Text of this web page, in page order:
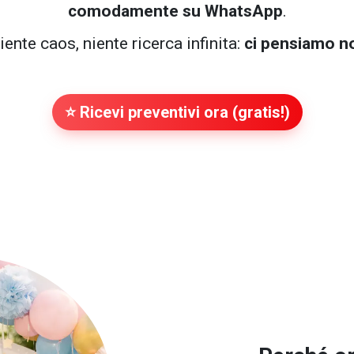
comodamente su WhatsApp.
caos, niente ricerca infinita: ci pensiamo
⭐ Ricevi preventivi ora (gratis!)